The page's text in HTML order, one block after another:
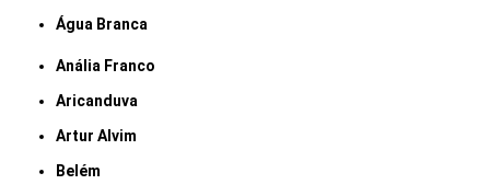
Água Branca
Anália Franco
Aricanduva
Artur Alvim
Belém